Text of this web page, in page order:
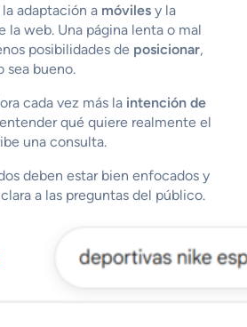
la adaptación a móviles y la
la web. Una página lenta o mal
posibilidades de posicionar,
sea bueno.
cada vez más la intención de
qué quiere realmente el
una consulta.
deben estar bien enfocados y
a las preguntas del público.